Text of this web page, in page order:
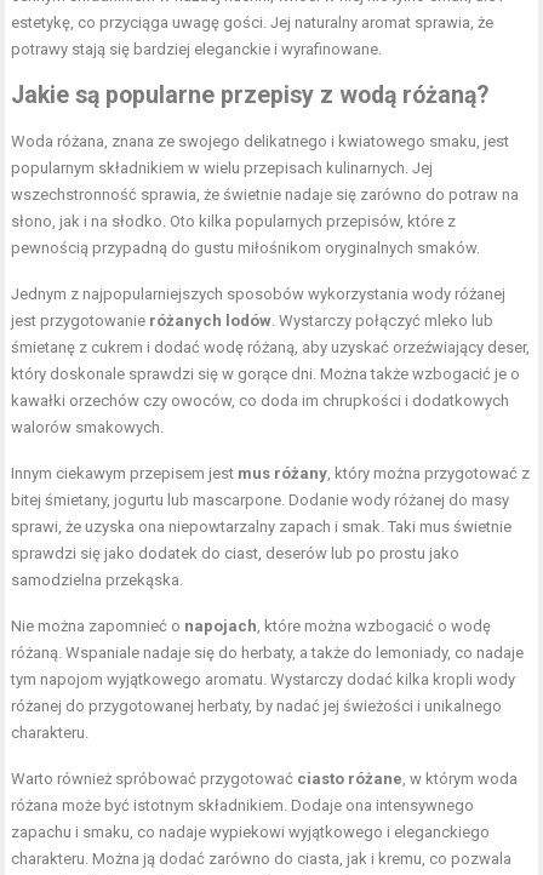
estetykę, co przyciąga uwagę gości. Jej naturalny aromat sprawia, że
potrawy stają się bardziej eleganckie i wyrafinowane.
Jakie są popularne przepisy z wodą różaną?
Woda różana, znana ze swojego delikatnego i kwiatowego smaku, jest
popularnym składnikiem w wielu przepisach kulinarnych. Jej
wszechstronność sprawia, że świetnie nadaje się zarówno do potraw na
słono, jak i na słodko. Oto kilka popularnych przepisów, które z
pewnością przypadną do gustu miłośnikom oryginalnych smaków.
Jednym z najpopularniejszych sposobów wykorzystania wody różanej
jest przygotowanie różanych lodów. Wystarczy połączyć mleko lub
śmietanę z cukrem i dodać wodę różaną, aby uzyskać orzeźwiający deser,
który doskonale sprawdzi się w gorące dni. Można także wzbogacić je o
kawałki orzechów czy owoców, co doda im chrupkości i dodatkowych
walorów smakowych.
Innym ciekawym przepisem jest mus różany, który można przygotować z
bitej śmietany, jogurtu lub mascarpone. Dodanie wody różanej do masy
sprawi, że uzyska ona niepowtarzalny zapach i smak. Taki mus świetnie
sprawdzi się jako dodatek do ciast, deserów lub po prostu jako
samodzielna przekąska.
Nie można zapomnieć o napojach, które można wzbogacić o wodę
różaną. Wspaniale nadaje się do herbaty, a także do lemoniady, co nadaje
tym napojom wyjątkowego aromatu. Wystarczy dodać kilka kropli wody
różanej do przygotowanej herbaty, by nadać jej świeżości i unikalnego
charakteru.
Warto również spróbować przygotować ciasto różane, w którym woda
różana może być istotnym składnikiem. Dodaje ona intensywnego
zapachu i smaku, co nadaje wypiekowi wyjątkowego i eleganckiego
charakteru. Można ją dodać zarówno do ciasta, jak i kremu, co pozwala